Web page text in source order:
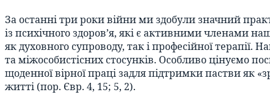
За останні три роки війни ми здобули значний
із психічного здоров’я, які є активними членами
як духовного супроводу, так і професійної
та міжособистісних стосунків. Особливо цінуємо
щоденної вірної праці задля підтримки пастви як
житті (пор. Євр. 4, 15; 5, 2).